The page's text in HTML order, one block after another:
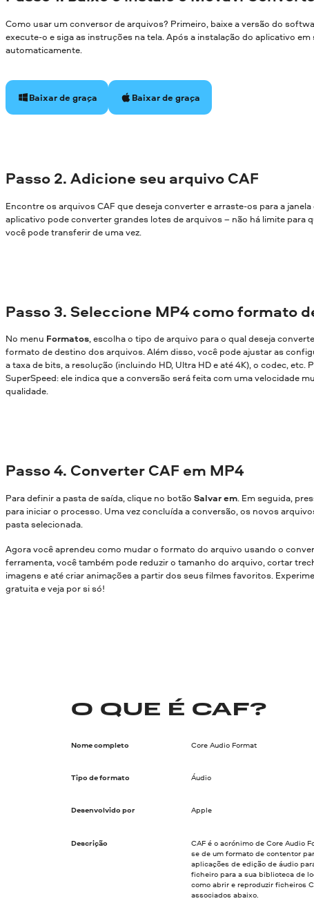
Como usar um conversor de arquivos? Primeiro, baixe a versão do
execute-o e siga as instruções na tela. Após a instalação do aplicativo
automaticamente.
Baixar de graça Baixar de graça
Passo 2. Adicione seu arquivo CAF
Encontre os arquivos CAF que deseja converter e arraste-os para a
aplicativo pode converter grandes lotes de arquivos – não há limite para
você pode transferir de uma vez.
Passo 3. Seleccione MP4 como formato
No menu Formatos, escolha o tipo de arquivo para o qual deseja
formato de destino dos arquivos. Além disso, você pode ajustar as
a taxa de bits, a resolução (incluindo HD, Ultra HD e até 4K), o codec, etc.
SuperSpeed: ele indica que a conversão será feita com uma velocidade
qualidade.
Passo 4. Converter CAF em MP4
Para definir a pasta de saída, clique no botão Salvar em. Em seguida,
para iniciar o processo. Uma vez concluída a conversão, os novos
pasta selecionada.
Agora você aprendeu como mudar o formato do arquivo usando o
ferramenta, você também pode reduzir o tamanho do arquivo, cortar
imagens e até criar animações a partir dos seus filmes favoritos.
gratuita e veja por si só!
O QUE É CAF?
Nome completo Core Audio Format
Tipo de formato Áudio
Desenvolvido por Apple
Descrição
CAF é o acrónimo de Core Audio
se de um formato de contentor
aplicações de edição de áudio
ficheiro para a sua biblioteca de
como abrir e reproduzir ficheiros
associados abaixo.